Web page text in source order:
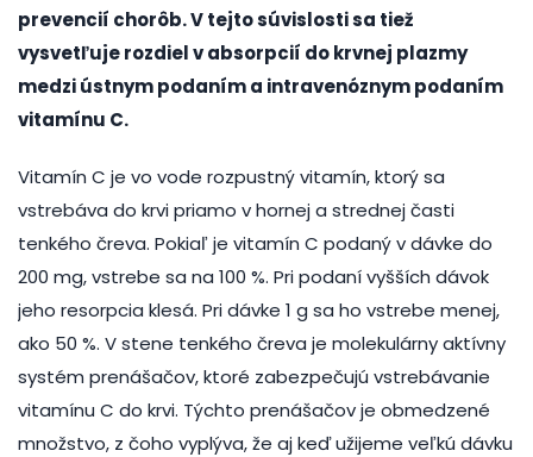
prevencií chorôb. V tejto súvislosti sa tiež
vysvetľuje rozdiel v absorpcií do krvnej plazmy
medzi ústnym podaním a intravenóznym podaním
vitamínu C.
Vitamín C je vo vode rozpustný vitamín, ktorý sa
vstrebáva do krvi priamo v hornej a strednej časti
tenkého čreva. Pokiaľ je vitamín C podaný v dávke do
200 mg, vstrebe sa na 100 %. Pri podaní vyšších dávok
jeho resorpcia klesá. Pri dávke 1 g sa ho vstrebe menej,
ako 50 %. V stene tenkého čreva je molekulárny aktívny
systém prenášačov, ktoré zabezpečujú vstrebávanie
vitamínu C do krvi. Týchto prenášačov je obmedzené
množstvo, z čoho vyplýva, že aj keď užijeme veľkú dávku